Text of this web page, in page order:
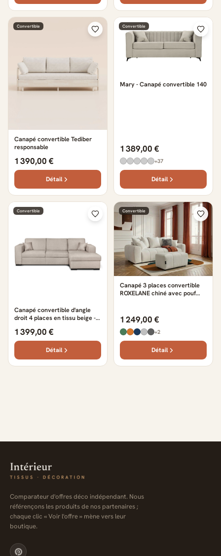
Convertible
Canapé convertible Tediber
responsable
1 390,00 €
Détail
Convertible
Mary - Canapé convertible 140
1 389,00 €
+37
Détail
Convertible
Canapé convertible d'angle
droit 4 places en tissu beige -
1 399,00 €
Détail
Convertible
Canapé 3 places convertible
ROXELANE chiné avec pouf
1 249,00 €
+2
Détail
Comparateur d'offres déco indépendant. Nous
référençons les produits de nos partenaires ;
chaque clic « Voir l'offre » mène vers leur
boutique.